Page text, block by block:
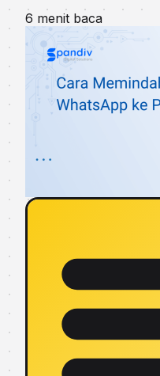
6 menit baca